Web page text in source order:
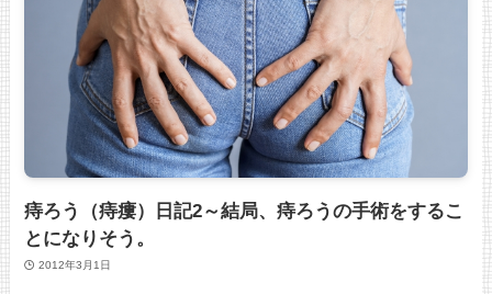
痔ろう（痔瘻）日記2～結局、痔ろうの手術をするこ
とになりそう。
2012年3月1日